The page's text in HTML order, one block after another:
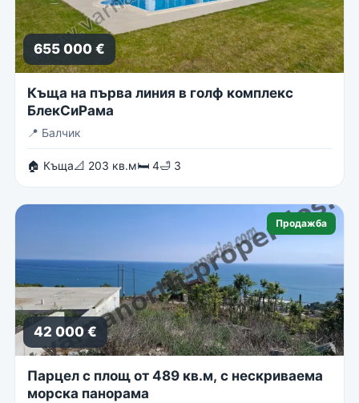
655 000 €
Къща на първа линия в голф комплекс
БлекСиРама
📍 Балчик
🏠 Къща📐 203 кв.м🛏 4🛁 3
Продажба
42 000 €
Парцел с площ от 489 кв.м, с нескриваема
морска панорама